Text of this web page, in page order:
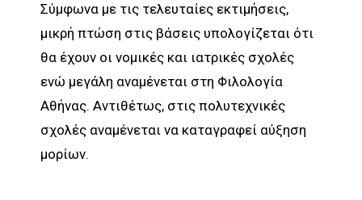
Σύμφωνα με τις τελευταίες εκτιμήσεις,
μικρή πτώση στις βάσεις υπολογίζεται ότι
θα έχουν οι νομικές και ιατρικές σχολές
ενώ μεγάλη αναμένεται στη Φιλολογία
Αθήνας. Αντιθέτως, στις πολυτεχνικές
σχολές αναμένεται να καταγραφεί αύξηση
μορίων.